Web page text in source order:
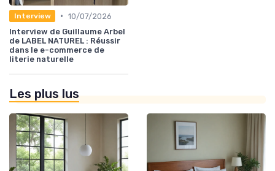
Interview • 10/07/2026
Interview de Guillaume Arbel
de LABEL NATUREL : Réussir
dans le e-commerce de
literie naturelle
Les plus lus